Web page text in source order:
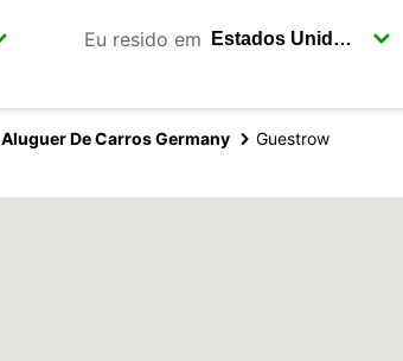
Eu resido em
Aluguer De Carros Germany Guestrow